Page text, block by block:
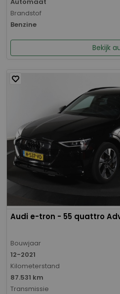
Brandstof
Benzine
Bekijk
Audi e-tron - 55 quattro
Bouwjaar
12-2021
Kilometerstand
87.531 km
Transmissie